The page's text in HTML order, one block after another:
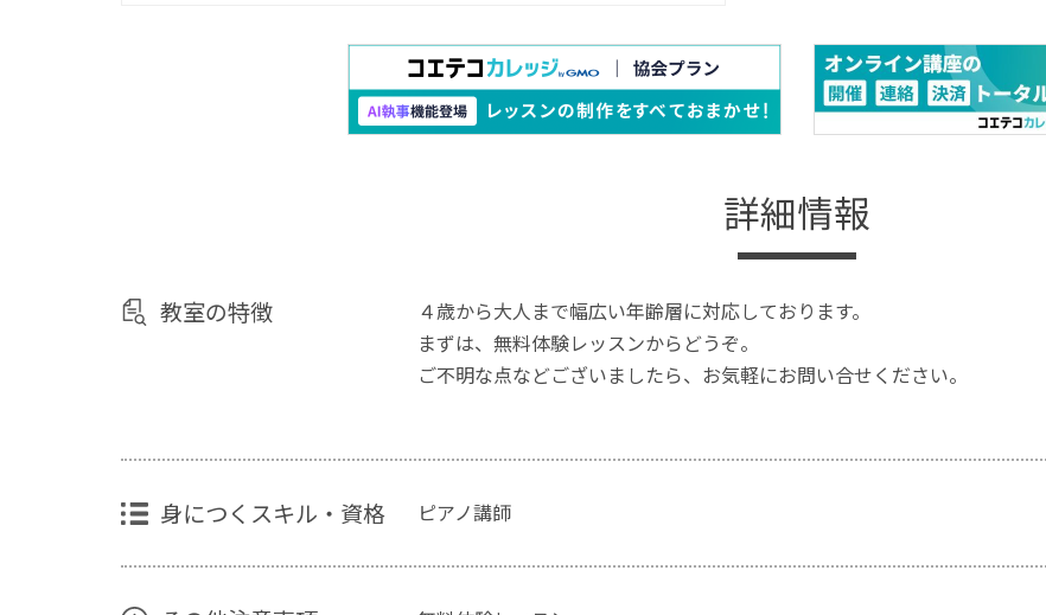
詳細情報
教室の特徴
４歳から大人まで幅広い年齢層に対応しております。
まずは、無料体験レッスンからどうぞ。
ご不明な点などございましたら、お気軽にお問い合せください。
身につくスキル・資格 ピアノ講師